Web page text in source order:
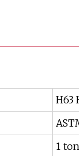
H63
1